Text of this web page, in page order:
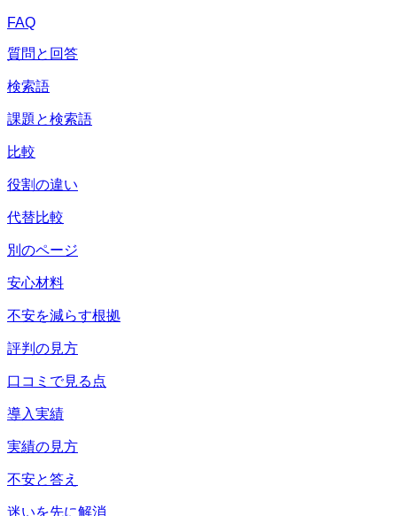
FAQ
質問と回答
検索語
課題と検索語
比較
役割の違い
代替比較
別のページ
安心材料
不安を減らす根拠
評判の見方
口コミで見る点
導入実績
実績の見方
不安と答え
迷いを先に解消